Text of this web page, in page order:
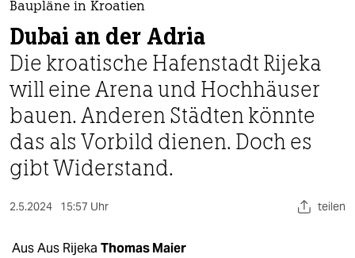
nord
wahrheit
verlag
verlag
veranstaltungen
shop
fragen & hilfe
unterstützen
Baupläne in Kroatien
Dubai an der Adria
Die kroatische Hafenstadt Rijeka
will eine Arena und Hochhäuser
bauen. Anderen Städten könnte
das als Vorbild dienen. Doch es
gibt Widerstand.
2.5.2024 15:57 Uhr teilen
Aus Aus Rijeka Thomas Maier